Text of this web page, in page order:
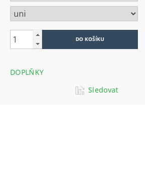
DOPLŇKY
Sledovat